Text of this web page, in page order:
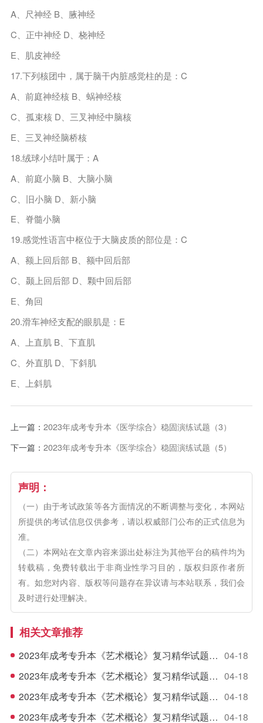
A、尺神经 B、腋神经
C、正中神经 D、桡神经
E、肌皮神经
17.下列核团中，属于脑干内脏感觉柱的是：C
A、前庭神经核 B、蜗神经核
C、孤束核 D、三叉神经中脑核
E、三叉神经脑桥核
18.绒球小结叶属于：A
A、前庭小脑 B、大脑小脑
C、旧小脑 D、新小脑
E、脊髓小脑
19.感觉性语言中枢位于大脑皮质的部位是：C
A、额上回后部 B、额中回后部
C、颞上回后部 D、颗中回后部
E、角回
20.滑车神经支配的眼肌是：E
A、上直肌 B、下直肌
C、外直肌 D、下斜肌
E、上斜肌
上一篇： 2023年成考专升本《医学综合》稳固演练试题（3）
下一篇： 2023年成考专升本《医学综合》稳固演练试题（5）
声明：
（一）由于考试政策等各方面情况的不断调整与变化，本网站
所提供的考试信息仅供参考，请以权威部门公布的正式信息为
准。
（二）本网站在文章内容来源出处标注为其他平台的稿件均为
转载稿，免费转载出于非商业性学习目的，版权归原作者所
有。如您对内容、版权等问题存在异议请与本站联系，我们会
及时进行处理解决。
相关文章推荐
2023年成考专升本《艺术概论》复习精华试题（5） 04-18
2023年成考专升本《艺术概论》复习精华试题（4） 04-18
2023年成考专升本《艺术概论》复习精华试题（3） 04-18
2023年成考专升本《艺术概论》复习精华试题（2） 04-18